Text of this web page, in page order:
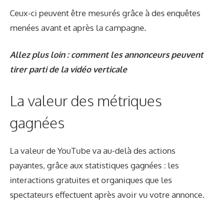
Ceux-ci peuvent être mesurés grâce à des enquêtes
menées avant et après la campagne.
Allez plus loin : comment les annonceurs peuvent
tirer parti de la vidéo verticale
La valeur des métriques
gagnées
La valeur de YouTube va au-delà des actions
payantes, grâce aux statistiques gagnées : les
interactions gratuites et organiques que les
spectateurs effectuent après avoir vu votre annonce.